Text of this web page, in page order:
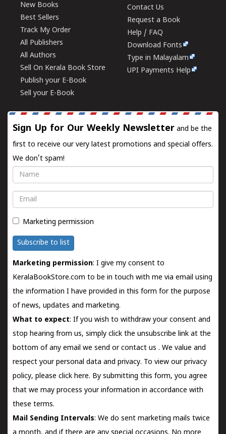
New Books
Best Sellers
Track My Order
All Publishers
All Authors
Sell On Kerala Book Store
Publish your E-Book
Sell your E-Book
Contact Us
Request a Book
Help / FAQ
Download Fonts
Type in Malayalam
UPI Payments Help
Sign Up for Our Weekly Newsletter and be the
first to receive our very latest promotions and special offers.
We don't spam!
Name
Email
Marketing permission
Subscribe to list
Marketing permission: I give my consent to
KeralaBookStore.com to be in touch with me via email using
the information I have provided in this form for the purpose
of news, updates and marketing.
What to expect: If you wish to withdraw your consent and
stop hearing from us, simply click the unsubscribe link at the
bottom of any email we send orcontact us . We value and
respect your personal data and privacy. To view our privacy
policy, please click here. By submitting this form, you agree
that we may process your information in accordance with
these terms.
Mail Sending Intervals: We do sent marketing mails twice